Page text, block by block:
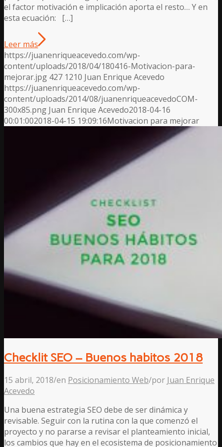
el factor motivación e implicación aporta el resto… Y en
esta ecuación: […]
Leer más
https://juanenriqueacevedo.com/wp-
content/uploads/2018/04/180416-Motivacion-para-
mejorar.jpg 427 1210 Juan Enrique Acevedo
https://juanenriqueacevedo.com/wp-
content/uploads/2014/08/juanenriqueacevedoCOM-
300x85.png Juan Enrique Acevedo2018-04-16
00:01:002018-04-15 19:09:16Motivacion para mejorar
Checklit SEO – Buenos habitos 2018
15 abril, 2018/en Posicionamiento Web/por Juan Enrique
Acevedo
Una buena estrategia SEO debe de ser dinámica y
revisable. Seguir con la rutina con la que comenzó el
proyecto y no pararse a revisar el planteamiento inicial,
los cambios que hay en el ecosistema de posicionamiento